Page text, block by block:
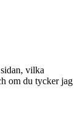
vilka
om du tycker jag